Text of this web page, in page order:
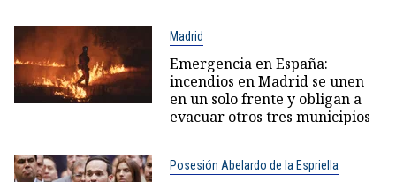
Madrid
Emergencia en España:
incendios en Madrid se unen
en un solo frente y obligan a
evacuar otros tres municipios
Posesión Abelardo de la Espriella